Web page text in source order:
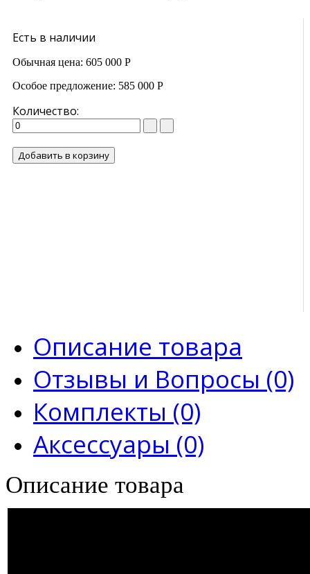
Есть в наличии
Обычная цена: 605 000 Р
Особое предложение: 585 000 Р
Количество:
Добавить в корзину
Описание товара
Отзывы и Вопросы (0)
Комплекты (0)
Аксессуары (0)
Описание товара